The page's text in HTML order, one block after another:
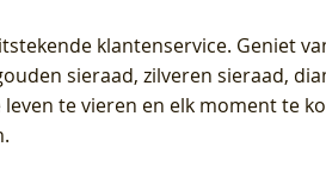
klantenservice. Geniet
sieraad, zilveren sieraad,
te vieren en elk moment te